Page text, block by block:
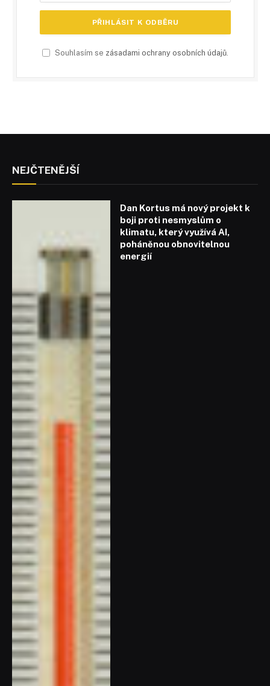
Souhlasím se zásadami ochrany osobních údajů.
NEJČTENĚJŠÍ
Dan Kortus má nový projekt k
boji proti nesmyslům o
klimatu, který využívá AI,
poháněnou obnovitelnou
energií